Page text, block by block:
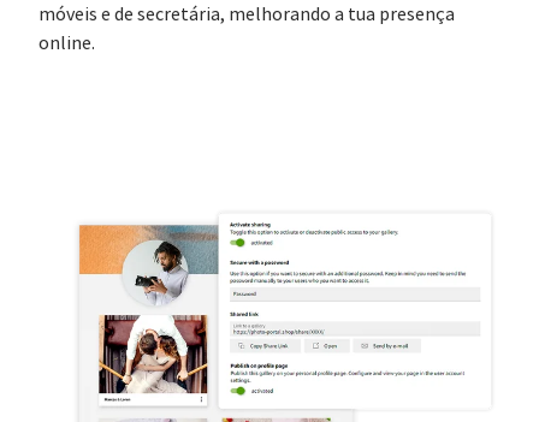
móveis e de secretária, melhorando a tua presença
online.